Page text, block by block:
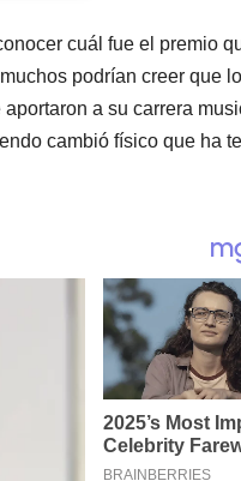
cuál fue el premio
podrían creer que
a su carrera
cambió físico que ha